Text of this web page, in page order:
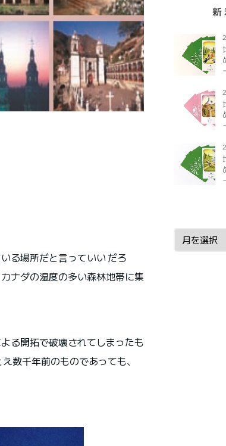
る場所だと言っていい だろ
ナダの湿度の多い森林地帯に集
る開拓で破壊されてしまったも
数千年前のものであっても、
新